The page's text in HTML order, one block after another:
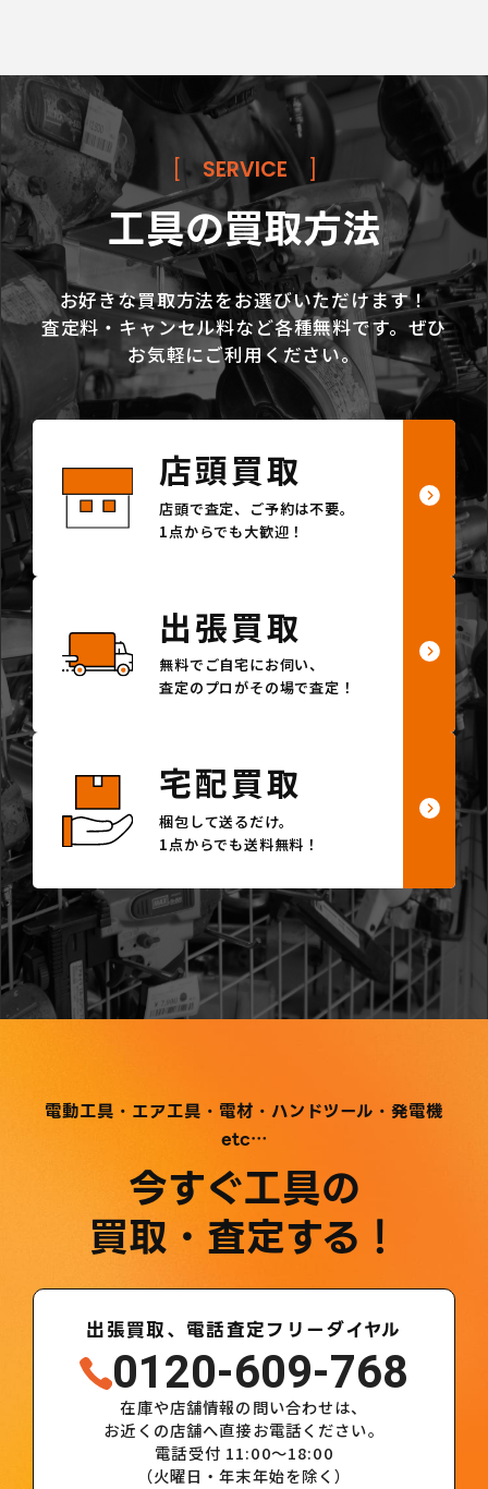
[ SERVICE ]
工具の買取方法
お好きな買取方法をお選びいただけます！
査定料・キャンセル料など各種無料です。ぜひ
お気軽にご利用ください。
店頭買取
店頭で査定、ご予約は不要。
1点からでも大歓迎！
出張買取
無料でご自宅にお伺い、
査定のプロがその場で査定！
宅配買取
梱包して送るだけ。
1点からでも送料無料！
電動工具・エア工具・電材・ハンドツール・発電機
etc…
今すぐ工具の
買取・査定する！
出張買取、電話査定フリーダイヤル
0120-609-768
在庫や店舗情報の問い合わせは、
お近くの店舗へ直接お電話ください。
電話受付 11:00～18:00
（火曜日・年末年始を除く）